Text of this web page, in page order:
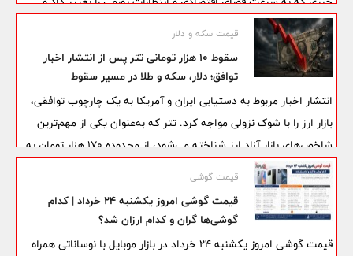
باعث افت قابل توجه قیمت‌ها در بازار ارز و طلا شد.
قیمت سکه و دلار
سقوط ۱۰ هزار تومانی تتر پس از انتشار اخبار
توافق؛ دلار، سکه و طلا در مسیر سقوط
انتشار اخبار مربوط به دستیابی ایران و آمریکا به یک چارچوب توافقی،
بازار ارز را با شوک نزولی مواجه کرد. تتر که به‌عنوان یکی از مهم‌ترین
شاخص‌های بازار آزاد ارز شناخته می‌شود، از محدوده ۱۷۰ هزار تومان به
کانال ۱۶۰ هزار تومان عقب‌نشینی کرد و همین موضوع احتمال سقوط
قیمت دلار، طلا و سکه را افزایش داده است.در این خبر بخ بررسی
قیمت ها می پردازیم.
قیمت گوشی
قیمت گوشی امروز یکشنبه ۲۴ خرداد | کدام
گوشی‌ها گران و کدام ارزان شد؟
قیمت گوشی امروز یکشنبه ۲۴ خرداد در بازار موبایل با نوساناتی همراه